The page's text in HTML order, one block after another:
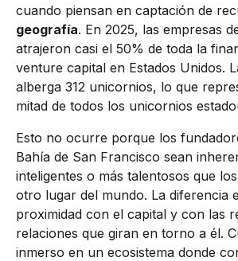
cuando piensan en captación de
geografía. En 2025, las empresas
atrajeron casi el 50% de toda la
venture capital en Estados Unidos.
alberga 312 unicornios, lo que
mitad de todos los unicornios
Esto no ocurre porque los
Bahía de San Francisco sean
inteligentes o más talentosos que
otro lugar del mundo. La diferencia
proximidad con el capital y con las
relaciones que giran en torno a él.
inmerso en un ecosistema donde